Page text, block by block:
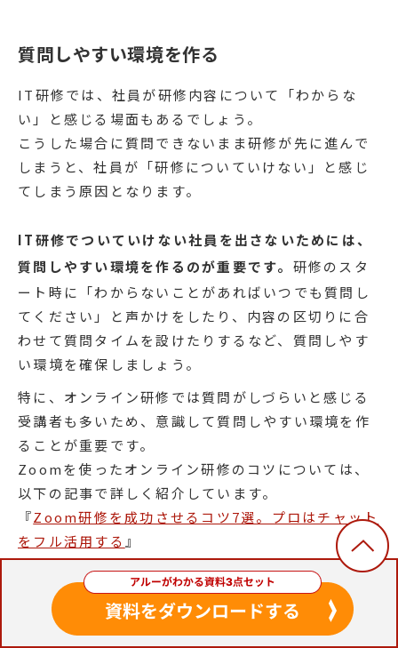
質問しやすい環境を作る
IT研修では、社員が研修内容について「わからな
い」と感じる場面もあるでしょう。
こうした場合に質問できないまま研修が先に進んで
しまうと、社員が「研修についていけない」と感じ
てしまう原因となります。
IT研修でついていけない社員を出さないためには、
質問しやすい環境を作るのが重要です。 研修のスタ
ート時に「わからないことがあればいつでも質問し
てください」と声かけをしたり、内容の区切りに合
わせて質問タイムを設けたりするなど、質問しやす
い環境を確保しましょう。
特に、オンライン研修では質問がしづらいと感じる
受講者も多いため、意識して質問しやすい環境を作
ることが重要です。
Zoomを使ったオンライン研修のコツについては、
以下の記事で詳しく紹介しています。
『Zoom研修を成功させるコツ7選。プロはチャット
をフル活用する 』
アウトプットの場を設ける